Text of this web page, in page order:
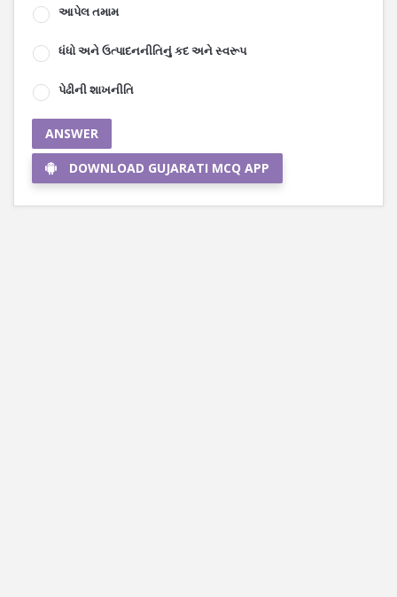
આપેલ તમામ
ધંધો અને ઉત્પાદનનીતિનું કદ અને સ્વરૂપ
પેઢીની શાખનીતિ
ANSWER
DOWNLOAD GUJARATI MCQ APP